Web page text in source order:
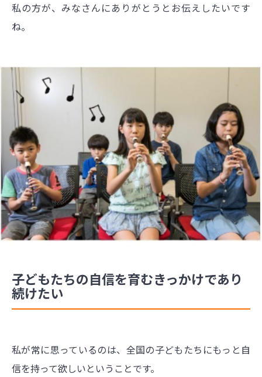
私の方が、みなさんにありがとうとお伝えしたいです
ね。
子どもたちの自信を育むきっかけであり
続けたい
私が常に思っているのは、全国の子どもたちにもっと自
信を持って欲しいということです。